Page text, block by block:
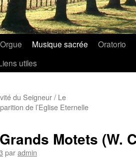
Orgue Musique sacrée
Oratorio
utiles
du Seigneur / Le
de l’Eglise Eternelle
Motets (W.
paradmin